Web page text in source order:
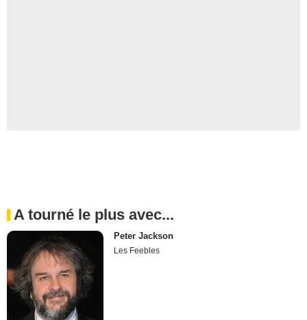
A tourné le plus avec...
Peter Jackson
Les Feebles